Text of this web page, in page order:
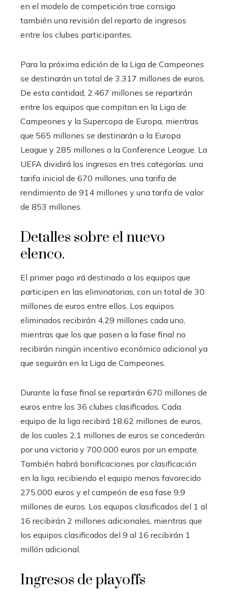
en el modelo de competición trae consigo
también una revisión del reparto de ingresos
entre los clubes participantes.
Para la próxima edición de la Liga de Campeones
se destinarán un total de 3.317 millones de euros.
De esta cantidad, 2.467 millones se repartirán
entre los equipos que compitan en la Liga de
Campeones y la Supercopa de Europa, mientras
que 565 millones se destinarán a la Europa
League y 285 millones a la Conference League. La
UEFA dividirá los ingresos en tres categorías: una
tarifa inicial de 670 millones, una tarifa de
rendimiento de 914 millones y una tarifa de valor
de 853 millones.
Detalles sobre el nuevo
elenco.
El primer pago irá destinado a los equipos que
participen en las eliminatorias, con un total de 30
millones de euros entre ellos. Los equipos
eliminados recibirán 4,29 millones cada uno,
mientras que los que pasen a la fase final no
recibirán ningún incentivo económico adicional ya
que seguirán en la Liga de Campeones.
Durante la fase final se repartirán 670 millones de
euros entre los 36 clubes clasificados. Cada
equipo de la liga recibirá 18,62 millones de euros,
de los cuales 2,1 millones de euros se concederán
por una victoria y 700.000 euros por un empate.
También habrá bonificaciones por clasificación
en la liga, recibiendo el equipo menos favorecido
275.000 euros y el campeón de esa fase 9,9
millones de euros. Los equipos clasificados del 1 al
16 recibirán 2 millones adicionales, mientras que
los equipos clasificados del 9 al 16 recibirán 1
millón adicional.
Ingresos de playoffs